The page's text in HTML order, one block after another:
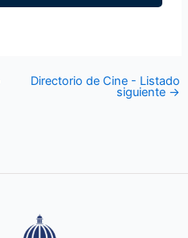
Directorio de Cine - Listado
siguiente →